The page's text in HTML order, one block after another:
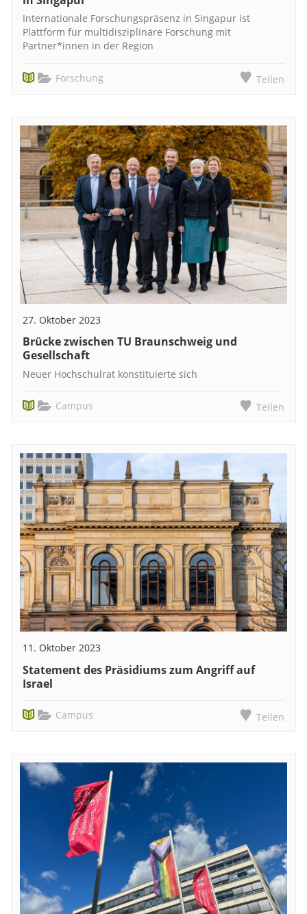
Internationale Forschungspräsenz in Singapur ist
Plattform für multidisziplinäre Forschung mit
Partner*innen in der Region
Forschung Teilen
27. Oktober 2023
Brücke zwischen TU Braunschweig und
Gesellschaft
Neuer Hochschulrat konstituierte sich
Campus Teilen
11. Oktober 2023
Statement des Präsidiums zum Angriff auf
Israel
Campus Teilen